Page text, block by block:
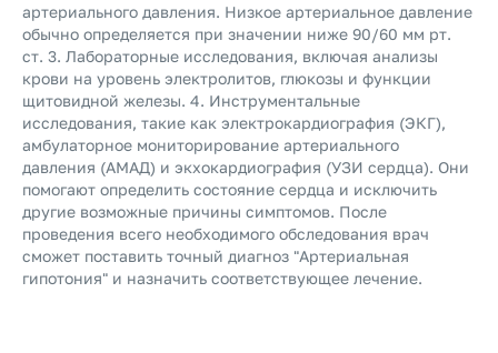
артериального давления. Низкое артериальное давление
обычно определяется при значении ниже 90/60 мм рт.
ст. 3. Лабораторные исследования, включая анализы
крови на уровень электролитов, глюкозы и функции
щитовидной железы. 4. Инструментальные
исследования, такие как электрокардиография (ЭКГ),
амбулаторное мониторирование артериального
давления (АМАД) и экхокардиография (УЗИ сердца). Они
помогают определить состояние сердца и исключить
другие возможные причины симптомов. После
проведения всего необходимого обследования врач
сможет поставить точный диагноз "Артериальная
гипотония" и назначить соответствующее лечение.